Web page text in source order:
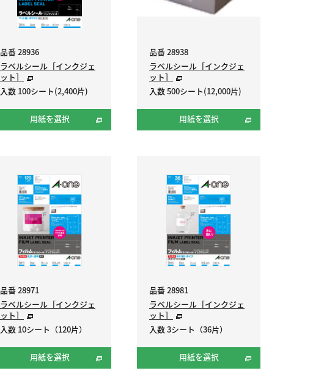
品番 28936
ラベルシール［インクジェ
ット］
入数 100シート(2,400片)
用紙を選択
品番 28938
ラベルシール［インクジェ
ット］
入数 500シート(12,000片)
用紙を選択
品番 28971
ラベルシール［インクジェ
ット］
入数 10シート（120片）
用紙を選択
品番 28981
ラベルシール［インクジェ
ット］
入数 3シート（36片）
用紙を選択